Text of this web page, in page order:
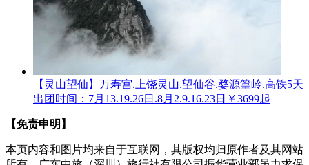
【灵山望仙】万寿宫.上饶灵山.望仙谷.婺源篁岭.高铁5天
出团时间：7月13.19.26日.8月2.9.16.23日 ￥3699起
【免责申明】
本页内容和图片均来自于互联网，其版权均归原作者及其网站